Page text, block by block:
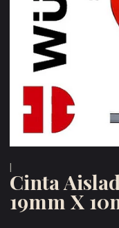
Cinta
19mm X